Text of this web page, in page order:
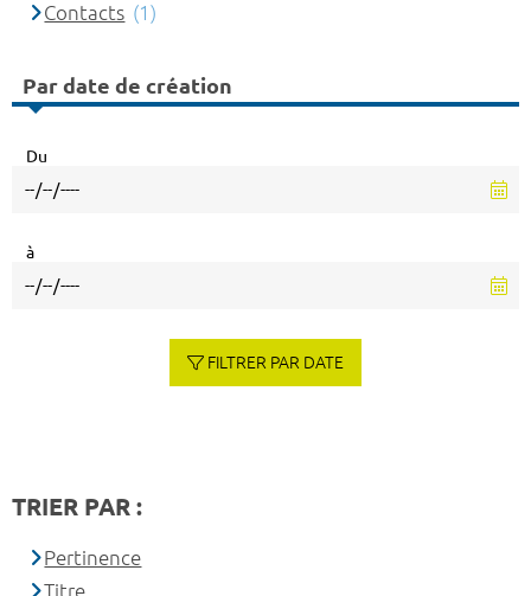
Contacts (1)
Par date de création
Du
à
FILTRER PAR DATE
TRIER PAR :
Pertinence
Titre